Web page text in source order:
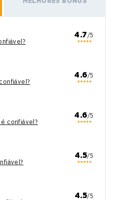
4.7/5
4.6/5
confiável?
4.6/5
4.5/5
4.5/5